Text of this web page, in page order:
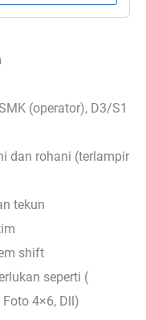
(operator), D3/S1
dan rohani (terlampir
tekun
shift
seperti (
Foto 4×6, Dll)